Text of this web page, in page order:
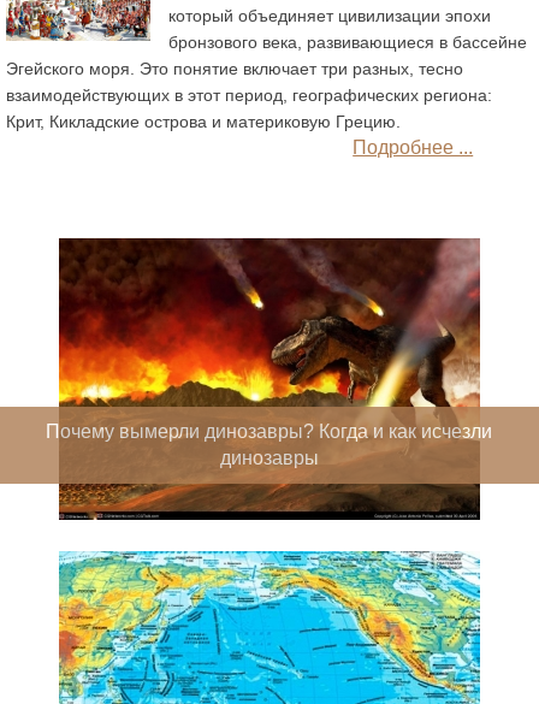
который объединяет цивилизации эпохи
бронзового века, развивающиеся в бассейне
Эгейского моря. Это понятие включает три разных, тесно
взаимодействующих в этот период, географических региона:
Крит, Кикладские острова и материковую Грецию.
Подробнее ...
Почему вымерли динозавры? Когда и как исчезли
динозавры